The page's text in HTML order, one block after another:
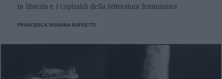
in libreria e i capisaldi della letteratura femminista
FRANCESCA ROMANA BUFFETTI